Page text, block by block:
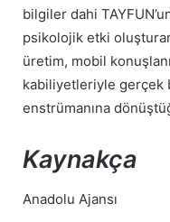
bilgiler dahi
psikolojik etki
üretim, mobil
kabiliyetleriyle gerçek
enstrümanına
Kaynakça
Anadolu Ajansı